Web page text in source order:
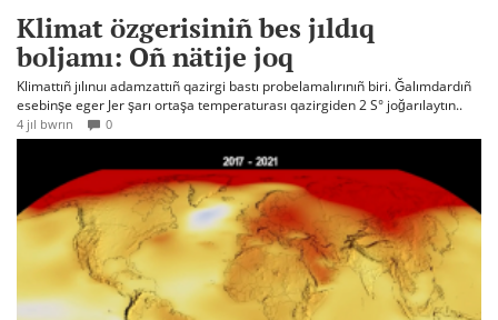
Klimat özgerisiniñ bes jıldıq
boljamı: Oñ nätije joq
Klimattıñ jılınuı adamzattıñ qazirgi bastı probelamalırınıñ biri. Ğalımdardıñ
esebinşe eger Jer şarı ortaşa temperaturası qazirgiden 2 S° joğarılaytın..
4 jıl bwrın 0